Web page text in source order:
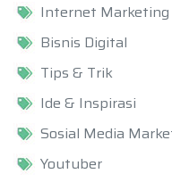
Internet Marketing
Bisnis Digital
Tips & Trik
Ide & Inspirasi
Sosial Media
Youtuber